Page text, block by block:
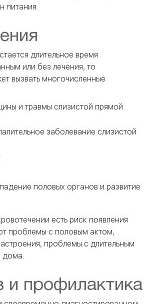
питания.
длительное время
или без лечения, то
вызвать многочисленные
и травмы слизистой прямой
заболевание слизистой
половых органов и развитие
есть риск появления
проблемы с половым актом,
проблемы с длительным
дома.
и профилактика